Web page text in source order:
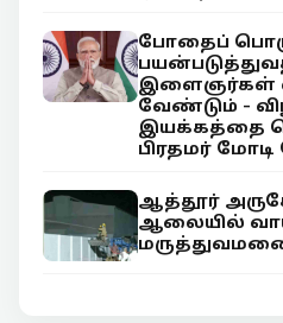
போதைப்
இளைஞர்கள்
வேண்டும் -
இயக்கத்தை
பிரதமர் மோடி
ஆத்தூர்
ஆலையில்